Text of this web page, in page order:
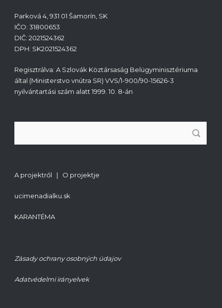
Parková 4, 931 01 Šamorín, SK
IČO: 31800653
DIČ: 2021524362
DPH: SK2021524362
Regisztrálva: A Szlovák Köztársaság Belügyminisztériuma
által (Ministerstvo vnútra SR) VVS/1-900/90-15626-3
nyilvántartási szám alatt 1999. 10. 8-án
A projektről | O projektje
ucimenadialku.sk
KARANTÉMA
Zásady ochrany osobných údajov
Adatvédelmi irányelvek